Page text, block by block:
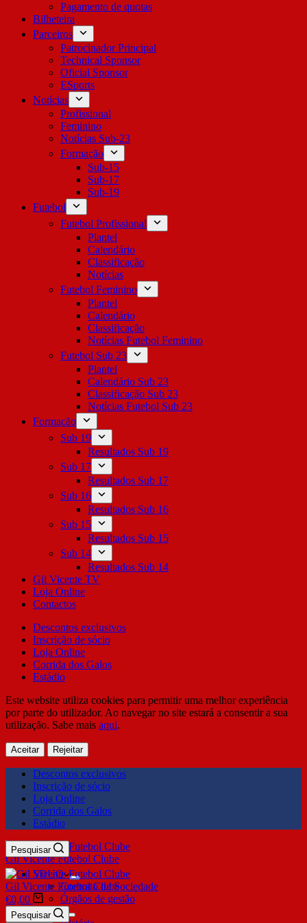
Pagamento de quotas
Bilheteira
Parceiros
Patrocinador Principal
Technical Sponsor
Oficial Sponsor
ESports
Notícias
Profissional
Feminino
Notícias Sub-23
Formação
Sub-15
Sub-17
Sub-19
Futebol
Futebol Profissional
Plantel
Calendário
Classificação
Notícias
Futebol Feminino
Plantel
Calendário
Classificação
Notícias Futebol Feminino
Futebol Sub 23
Plantel
Calendário Sub 23
Classificação Sub 23
Notícias Futebol Sub 23
Formação
Sub 19
Resultados Sub 19
Sub 17
Resultados Sub 17
Sub 16
Resultados Sub 16
Sub 15
Resultados Sub 15
Sub 14
Resultados Sub 14
Gil Vicente TV
Loja Online
Contactos
Descontos exclusivos
Inscrição de sócio
Loja Online
Corrida dos Galos
Estádio
Este website utiliza cookies para permitir uma melhor experiência
por parte do utilizador. Ao navegar no site estará a consentir a sua
utilização. Sabe mais aqui.
Aceitar Rejeitar
Descontos exclusivos
Inscrição de sócio
Loja Online
Corrida dos Galos
Estádio
Gil Vicente Futebol Clube
Pesquisar
SDUQ
Contrato de Sociedade
Órgãos de gestão
Clube
Gil Vicente Futebol Clube
€0,00
Pesquisar